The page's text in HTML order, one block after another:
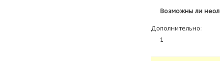
Возможны ли
Дополнительно:
1